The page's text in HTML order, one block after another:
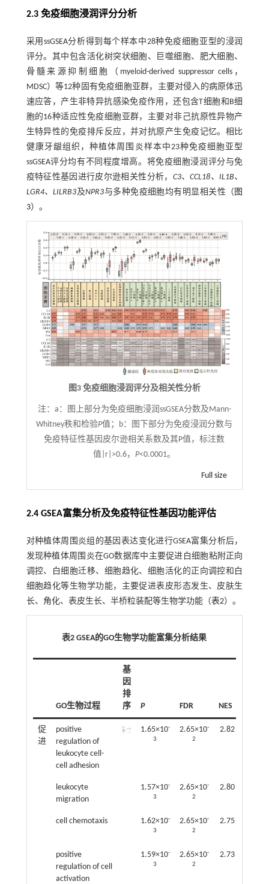
2.3 免疫细胞浸润评分分析
采用ssGSEA分析得到每个样本中28种免疫细胞亚型的浸润
评分。其中包含活化树突状细胞、巨噬细胞、肥大细胞、
骨髓来源抑制细胞（myeloid-derived suppressor cells，
MDSC）等12种固有免疫细胞亚群，主要对侵入的病原体迅
速应答，产生非特异抗感染免疫作用，还包含T细胞和B细
胞的16种适应性免疫细胞亚群，主要对非己抗原性异物产
生特异性的免疫排斥反应，并对抗原产生免疫记忆。相比
健康牙龈组织，种植体周围炎样本中23种免疫细胞亚型
ssGSEA评分均有不同程度增高。将免疫细胞浸润评分与免
疫特征性基因进行皮尔逊相关性分析， C3、CCL18、IL1B、
LGR4、LILRB3及NPR3与多种免疫细胞均有明显相关性（ 图
3）。
图3 免疫细胞浸润评分及相关性分析
注： a：图上部分为免疫细胞浸润ssGSEA分数及Mann-
Whitney秩和检验P值；b：图下部分为免疫浸润分数与
免疫特征性基因皮尔逊相关系数及其P值，标注数
值|r|>0.6，P<0.0001。
Full size
2.4 GSEA富集分析及免疫特征性基因功能评估
对种植体周围炎组的基因表达变化进行GSEA富集分析后，
发现种植体周围炎在GO数据库中主要促进白细胞粘附正向
调控、白细胞迁移、细胞趋化、细胞活化的正向调控和白
细胞趋化等生物学功能，主要促进表皮形态发生、皮肤生
长、角化、表皮生长、半桥粒装配等生物学功能（表2）。
表2 GSEA的GO生物学功能富集分析结果
GO生物过程
基
因
排
序
P FDR NES
促
进
positive
regulation of
leukocyte cell-
cell adhesion
1.65×10-
3
2.65×10-
2
2.82
leukocyte
migration
1.57×10-
3
2.65×10-
2
2.80
cell chemotaxis 1.62×10-
3
2.65×10-
2
2.75
positive
regulation of cell
activation
1.59×10-
3
2.65×10-
2
2.73